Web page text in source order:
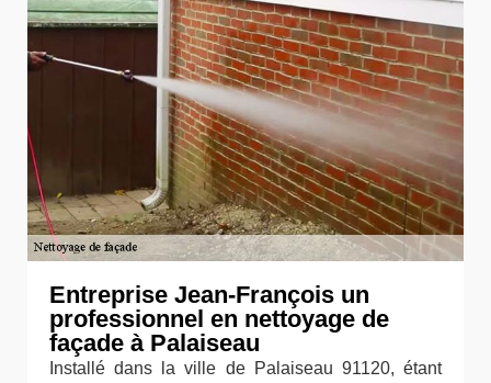
Entreprise Jean-François un
professionnel en nettoyage de
façade à Palaiseau
Installé dans la ville de Palaiseau 91120, étant